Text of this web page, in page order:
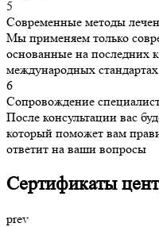
5
Современные методы
Мы применяем только
основанные на последних
международных стандартах
6
Сопровождение
После консультации вас
который поможет вам
ответит на ваши вопросы
Сертификаты
prev